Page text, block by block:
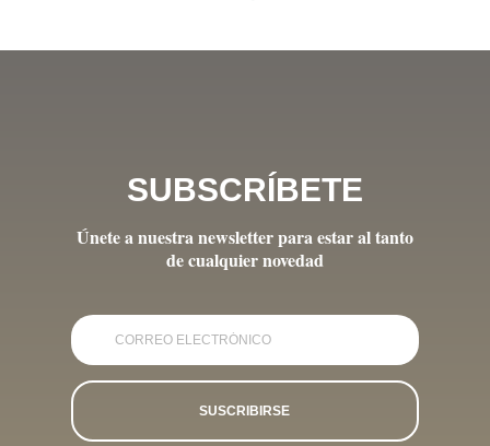
SUBSCRÍBETE
Únete a nuestra newsletter para estar al tanto
de cualquier novedad
SUSCRIBIRSE